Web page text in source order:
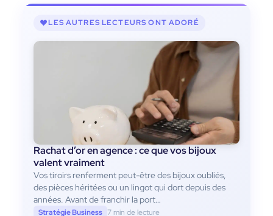
LES AUTRES LECTEURS ONT ADORÉ
Rachat d’or en agence : ce que vos bijoux
valent vraiment
Vos tiroirs renferment peut-être des bijoux oubliés,
des pièces héritées ou un lingot qui dort depuis des
années. Avant de franchir la port…
Stratégie Business 7 min de lecture